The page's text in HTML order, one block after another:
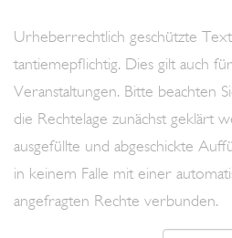
Urheberrechtlich geschützte
tantiemepflichtig. Dies gilt auch
Veranstaltungen. Bitte beachten
die Rechtelage zunächst geklärt
ausgefüllte und abgeschickte
in keinem Falle mit einer
angefragten Rechte verbunden.